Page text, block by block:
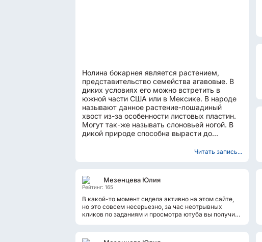
Нолина бокарнея является растением,
представительство семейства агавовые. В
диких условиях его можно встретить в
южной части США или в Мексике. В народе
называют данное растение-лошадиный
хвост из-за особенности листовых пластин.
Могут так-же называть слоновьей ногой. В
дикой природе способна вырасти до
Читать запись...
Мезенцева Юлия
Рейтинг: 165
В какой-то момент сидела активно на этом сайте,
но это совсем несерьезно, за час неотрывных
кликов по заданиям и просмотра ютуба вы получите